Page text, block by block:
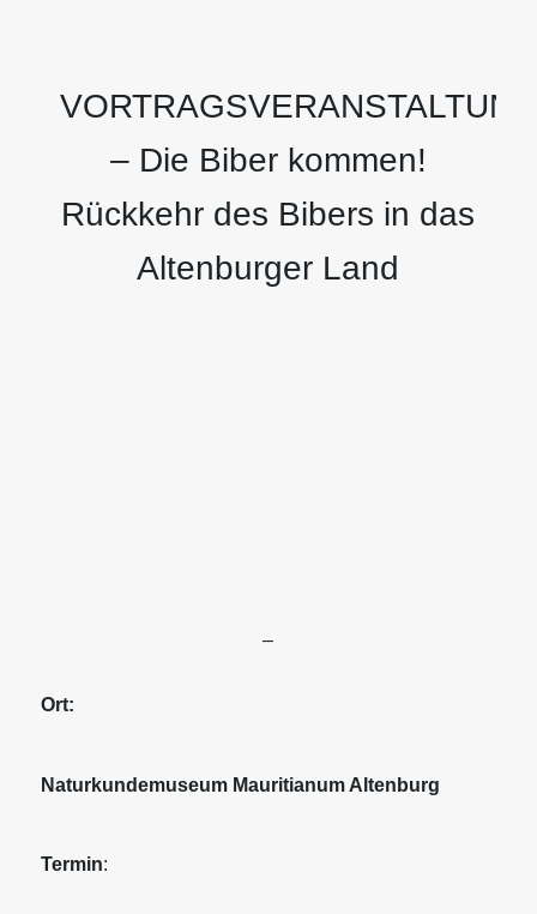
– Die Biber kommen!
Rückkehr des Bibers in das
Altenburger Land
–
Ort:
Naturkundemuseum Mauritianum Altenburg
Termin: